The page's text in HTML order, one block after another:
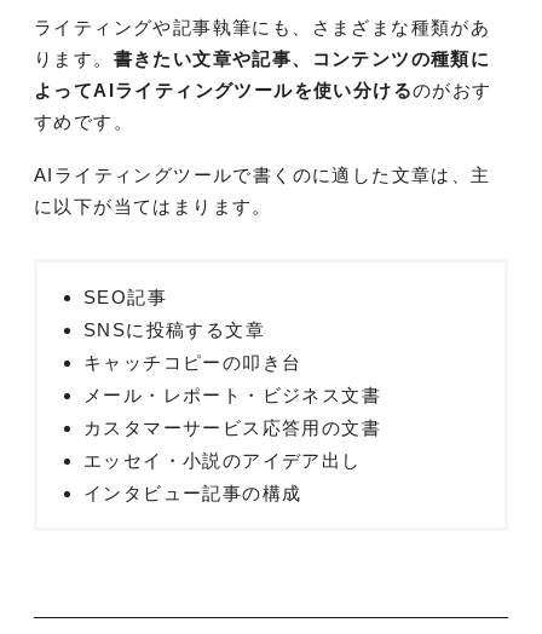
ライティングや記事執筆にも、さまざまな種類があ
ります。 書きたい文章や記事、コンテンツの種類に
よってAIライティングツールを使い分けるのがおす
すめです。
AIライティングツールで書くのに適した文章は、主
に以下が当てはまります。
SEO記事
SNSに投稿する文章
キャッチコピーの叩き台
メール・レポート・ビジネス文書
カスタマーサービス応答用の文書
エッセイ・小説のアイデア出し
インタビュー記事の構成